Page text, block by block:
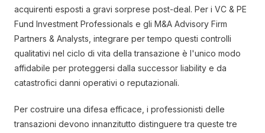
acquirenti esposti a gravi sorprese post-deal. Per i VC & PE
Fund Investment Professionals e gli M&A Advisory Firm
Partners & Analysts, integrare per tempo questi controlli
qualitativi nel ciclo di vita della transazione è l'unico modo
affidabile per proteggersi dalla successor liability e da
catastrofici danni operativi o reputazionali.
Per costruire una difesa efficace, i professionisti delle
transazioni devono innanzitutto distinguere tra queste tre